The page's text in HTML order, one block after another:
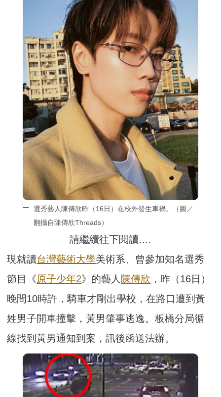
選秀藝人陳傳欣昨（16日）在校外發生車禍。（圖／
翻攝自陳傳欣Threads）
請繼續往下閱讀….
現就讀台灣藝術大學美術系、曾參加知名選秀
節目《原子少年2》的藝人 陳傳欣 ，昨（16日）
晚間10時許，騎車才剛出學校，在路口遭到黃
姓男子開車撞擊，黃男肇事逃逸。板橋分局循
線找到黃男通知到案，訊後函送法辦。